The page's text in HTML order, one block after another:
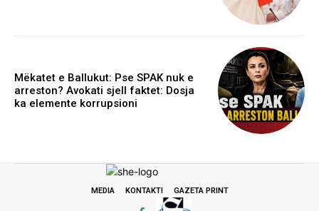
Mëkatet e Ballukut: Pse SPAK nuk e
arreston? Avokati sjell faktet: Dosja
ka elemente korrupsioni
MEDIA KONTAKTI GAZETA PRINT